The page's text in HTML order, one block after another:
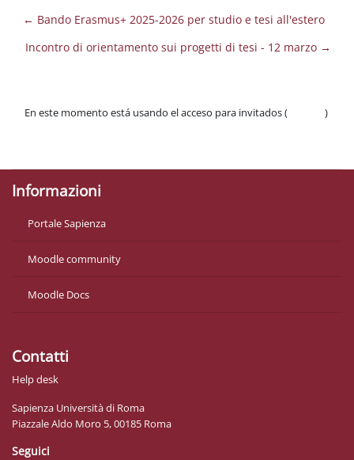
← Bando Erasmus+ 2025-2026 per studio e tesi all'estero
Incontro di orientamento sui progetti di tesi - 12 marzo →
En este momento está usando el acceso para invitados (
)
Informazioni
Portale Sapienza
Moodle community
Moodle Docs
Contatti
Help desk
Sapienza Università di Roma
Piazzale Aldo Moro 5, 00185 Roma
Seguici